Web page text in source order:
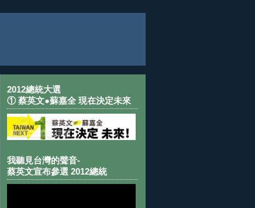
2012總統大選
① 蔡英文●蘇嘉全 現在決定未來
我聽見台灣的聲音-
蔡英文宣布參選 2012總統